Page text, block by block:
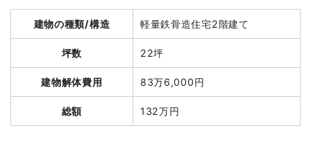
総額 192万5,000円
木造住宅35坪2階建て
35坪 37,823円
1,323,795円
104m² 972円
建物の種類/構造 軽量鉄骨造住宅2階建て
坪数 22坪
建物解体費用 83万6,000円
総額 132万円